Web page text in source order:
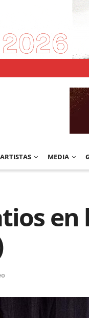
ARTISTAS MEDIA
en